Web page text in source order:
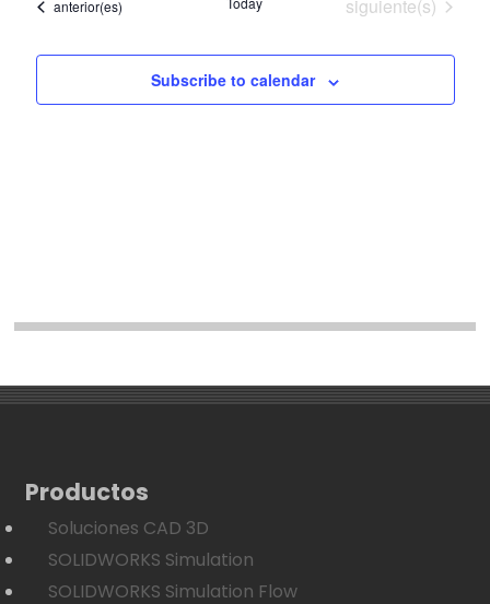
de
vistas
Eventos
anterior(es) Eventos
siguiente(s)
Subscribe to calendar
Productos
Soluciones CAD 3D
SOLIDWORKS Simulation
SOLIDWORKS Simulation Flow